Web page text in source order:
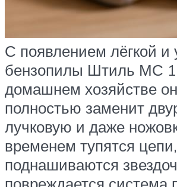
С появлением лёгкой и
бензопилы Штиль МС
домашнем хозяйстве
полностью заменит
лучковую и даже
временем тупятся цепи,
поднашиваются